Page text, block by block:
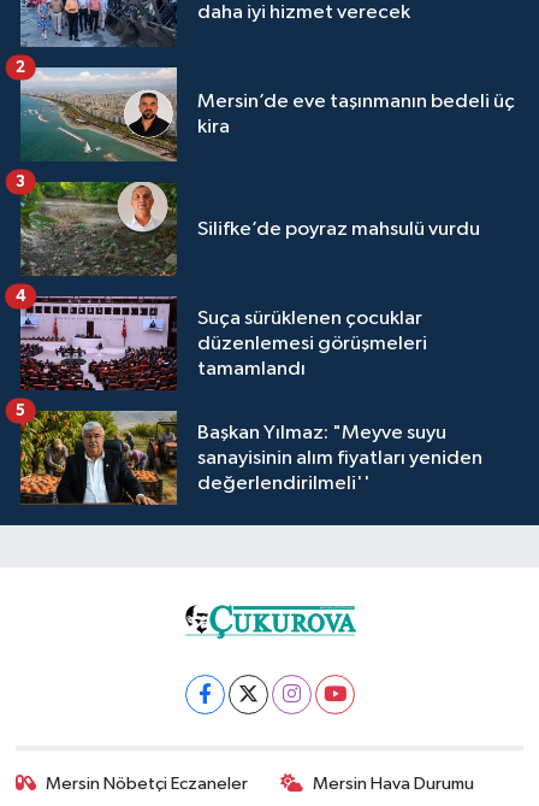
daha iyi hizmet verecek
Mersin’de eve taşınmanın bedeli üç
kira
2
Silifke’de poyraz mahsulü vurdu
3
Suça sürüklenen çocuklar
düzenlemesi görüşmeleri
tamamlandı
4
Başkan Yılmaz: "Meyve suyu
sanayisinin alım fiyatları yeniden
değerlendirilmeli''
5
Mersin Nöbetçi Eczaneler Mersin Hava Durumu